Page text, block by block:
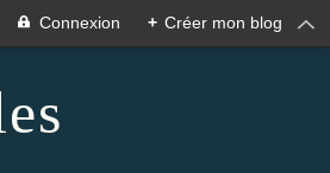
Connexion + Créer mon blog